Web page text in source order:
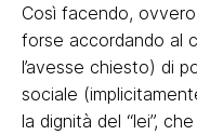
Così facendo,
forse accordando al
l’avesse chiesto) di
sociale
la dignità del “lei”,